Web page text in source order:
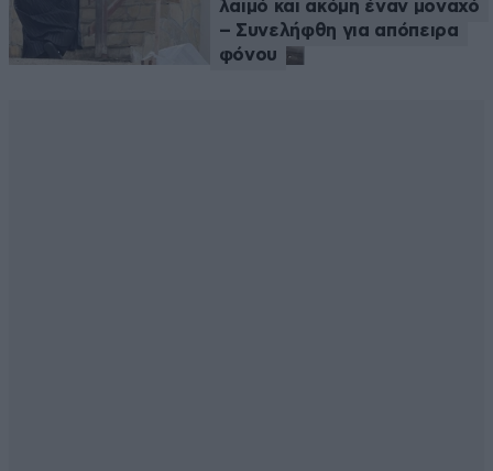
λαιμό και ακόμη έναν μοναχό
– Συνελήφθη για απόπειρα
φόνου